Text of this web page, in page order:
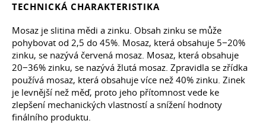
TECHNICKÁ CHARAKTERISTIKA
Mosaz je slitina mědi a zinku. Obsah zinku se může
pohybovat od 2,5 do 45%. Mosaz, která obsahuje 5−20%
zinku, se nazývá červená mosaz. Mosaz, která obsahuje
20−36% zinku, se nazývá žlutá mosaz. Zpravidla se zřídka
používá mosaz, která obsahuje více než 40% zinku. Zinek
je levnější než měď, proto jeho přítomnost vede ke
zlepšení mechanických vlastností a snížení hodnoty
finálního produktu.